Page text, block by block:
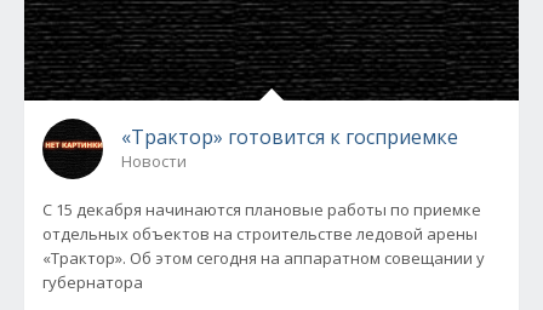
«Трактор» готовится к госприемке
Новости
С 15 декабря начинаются плановые работы по приемке
отдельных объектов на строительстве ледовой арены
«Трактор». Об этом сегодня на аппаратном совещании у
губернатора